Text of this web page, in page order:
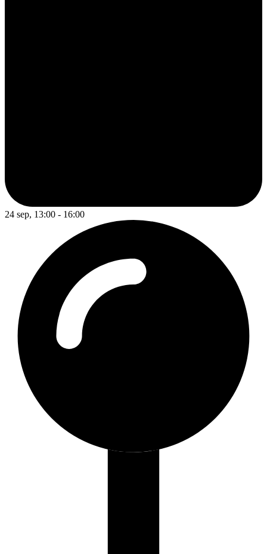
24 sep, 13:00 - 16:00